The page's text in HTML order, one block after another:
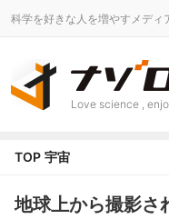
科学を好きな人を増やすメディ
Love science ,
TOP 宇宙
地球上から撮影さ